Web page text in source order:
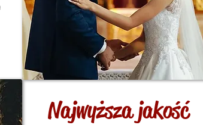
Najwyższa jakość